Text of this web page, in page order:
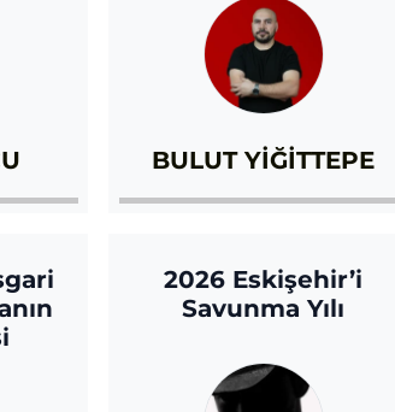
BULUT YİĞİTTEPE
2026 Eskişehir’i
Savunma Yılı